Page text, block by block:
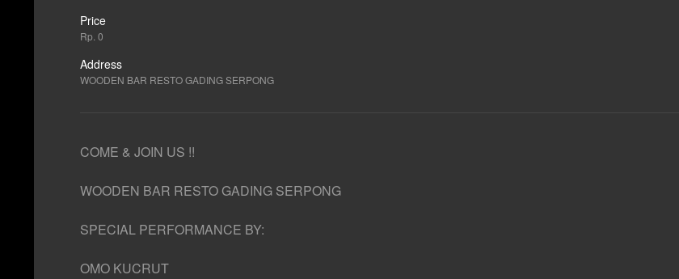
Price
Rp. 0
Address
WOODEN BAR RESTO GADING SERPONG
COME & JOIN US !!
WOODEN BAR RESTO GADING SERPONG
SPECIAL PERFORMANCE BY:
OMO KUCRUT